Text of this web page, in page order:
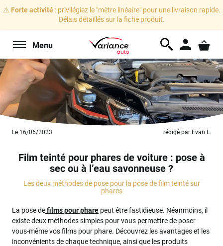
⚠️ Forte activité: privilégiez le "mètre linéaire" pour une livraison rapide.
Délais détaillés sur la fiche produit.
Menu
Le 16/06/2023 rédigé par Evan L.
Film teinté pour phares de voiture : pose à
sec ou à l’eau savonneuse ?
Les deux méthodes de pose pour la pose de film teinté sur
phares
La pose defilms pour phare peut être fastidieuse. Néanmoins, il
existe deux méthodes simples pour vous permettre de poser
vous-même vos films pour phare. Découvrez les avantages et les
inconvénients de chaque technique, ainsi que les produits